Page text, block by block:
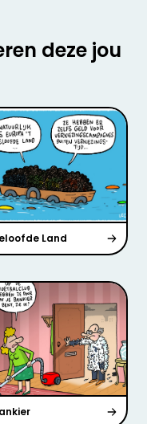
deze jou
Land